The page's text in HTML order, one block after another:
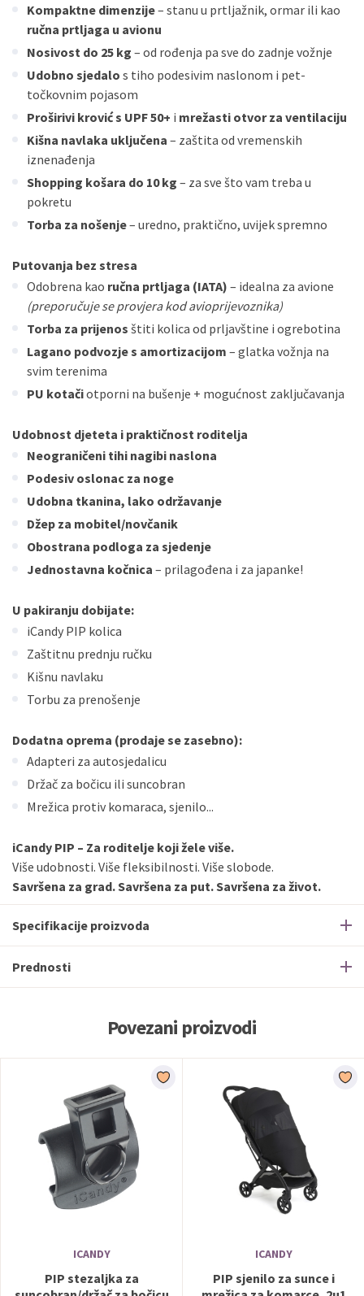
Kompaktne dimenzije– stanu u prtljažnik, ormar ili kao
ručna prtljaga u avionu
Nosivost do 25 kg – od rođenja pa sve do zadnje vožnje
Udobno sjedalo s tiho podesivim naslonom i pet-
točkovnim pojasom
Proširivi krović s UPF 50+ i mrežasti otvor za ventilaciju
Kišna navlaka uključena – zaštita od vremenskih
iznenađenja
Shopping košara do 10 kg – za sve što vam treba u
pokretu
Torba za nošenje– uredno, praktično, uvijek spremno
Putovanja bez stresa
Odobrena kao ručna prtljaga (IATA) – idealna za avione
(preporučuje se provjera kod avioprijevoznika)
Torba za prijenos štiti kolica od prljavštine i ogrebotina
Lagano podvozje s amortizacijom – glatka vožnja na
svim terenima
PU kotačiotporni na bušenje + mogućnost zaključavanja
Udobnost djeteta i praktičnost roditelja
Neograničeni tihi nagibi naslona
Podesiv oslonac za noge
Udobna tkanina, lako održavanje
Džep za mobitel/novčanik
Obostrana podloga za sjedenje
Jednostavna kočnica – prilagođena i za japanke!
U pakiranju dobijate:
iCandy PIP kolica
Zaštitnu prednju ručku
Kišnu navlaku
Torbu za prenošenje
Dodatna oprema (prodaje se zasebno):
Adapteri za autosjedalicu
Držač za bočicu ili suncobran
Mrežica protiv komaraca, sjenilo...
iCandy PIP – Za roditelje koji žele više.
Više udobnosti. Više fleksibilnosti. Više slobode.
Savršena za grad. Savršena za put. Savršena za život.
Specifikacije proizvoda
Prednosti
Povezani proizvodi
ICANDY
PIP stezaljka za
ICANDY
PIP sjenilo za sunce i